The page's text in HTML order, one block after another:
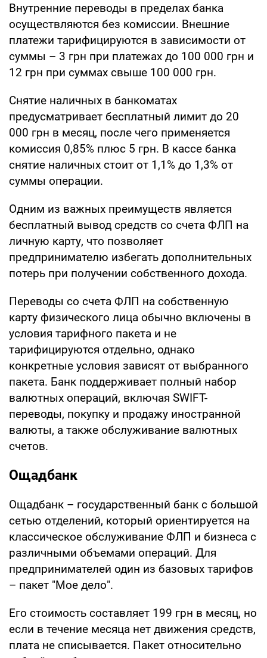
Внутренние переводы в пределах банка
осуществляются без комиссии. Внешние
платежи тарифицируются в зависимости от
суммы – 3 грн при платежах до 100 000 грн и
12 грн при суммах свыше 100 000 грн.
Снятие наличных в банкоматах
предусматривает бесплатный лимит до 20
000 грн в месяц, после чего применяется
комиссия 0,85% плюс 5 грн. В кассе банка
снятие наличных стоит от 1,1% до 1,3% от
суммы операции.
Одним из важных преимуществ является
бесплатный вывод средств со счета ФЛП на
личную карту, что позволяет
предпринимателю избегать дополнительных
потерь при получении собственного дохода.
Переводы со счета ФЛП на собственную
карту физического лица обычно включены в
условия тарифного пакета и не
тарифицируются отдельно, однако
конкретные условия зависят от выбранного
пакета. Банк поддерживает полный набор
валютных операций, включая SWIFT-
переводы, покупку и продажу иностранной
валюты, а также обслуживание валютных
счетов.
Ощадбанк
Ощадбанк – государственный банк с большой
сетью отделений, который ориентируется на
классическое обслуживание ФЛП и бизнеса с
различными объемами операций. Для
предпринимателей один из базовых тарифов
– пакет "Мое дело".
Его стоимость составляет 199 грн в месяц, но
если в течение месяца нет движения средств,
плата не списывается. Пакет относительно